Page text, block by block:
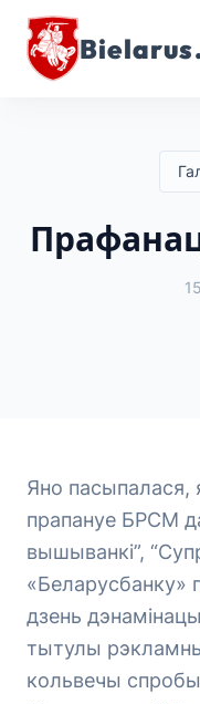
Яно пасыпалася,
прапануе БРСМ
вышыванкі”,
«Беларусбанку»
дзень
тытулы
кольвечы